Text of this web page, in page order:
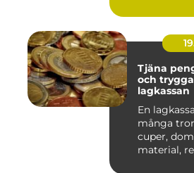
Tjäna pengar
och
lagkassan
En
många
cuper,
material,